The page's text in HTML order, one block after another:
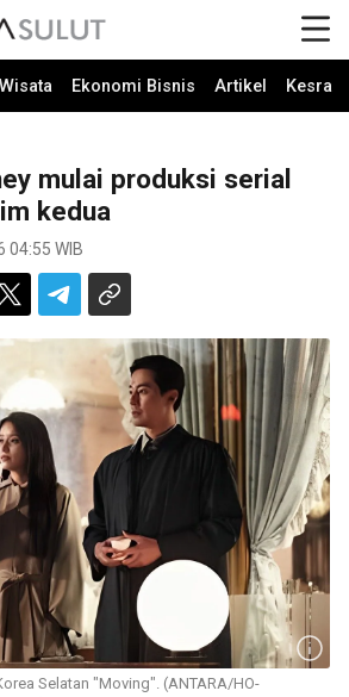
Wisata Ekonomi Bisnis Artikel Kesra
mulai produksi serial
kedua
04:55 WIB
Selatan "Moving". (ANTARA/HO-